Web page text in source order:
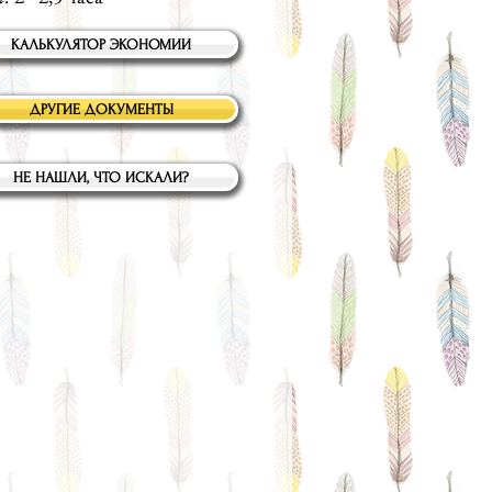
КАЛЬКУЛЯТОР ЭКОНОМИИ
ДРУГИЕ ДОКУМЕНТЫ
НЕ НАШЛИ, ЧТО ИСКАЛИ?